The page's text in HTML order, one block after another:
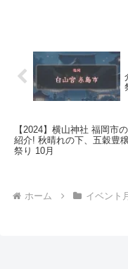
【2024】横山神社 福岡市
紹介! 秋晴れの下、五穀豊
祭り 10月
ホーム イベント月